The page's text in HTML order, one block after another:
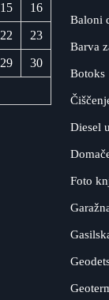
15 16
22 23
29 30
Baloni
Barva
Botoks
Diesel
Foto